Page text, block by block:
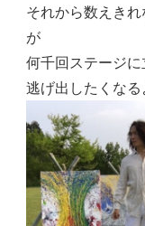
それから数えき
が
何千回ステージ
逃げ出したくなる